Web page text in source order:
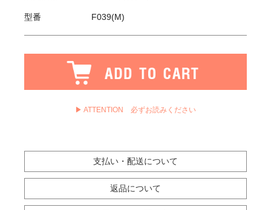
型番 F039(M)
▶ ATTENTION 必ずお読みください
支払い・配送について
返品について